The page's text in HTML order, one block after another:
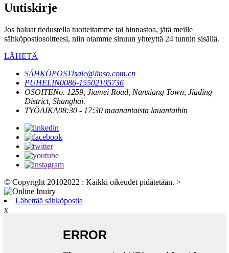
Uutiskirje
Jos haluat tiedustella tuotteitamme tai hinnastoa, jätä meille
sähköpostiosoitteesi, niin otamme sinuun yhteyttä 24 tunnin sisällä.
LÄHETÄ
SÄHKÖPOSTIsale@linso.com.cn
PUHELIN0086-15502105736
OSOITENo. 1259, Jiamei Road, Nanxiang Town, Jiading
District, Shanghai.
TYÖAIKA08:30 - 17:30 maanantaista lauantaihin
© Copyright 20102022 : Kaikki oikeudet pidätetään. >
Lähettää sähköpostia
x